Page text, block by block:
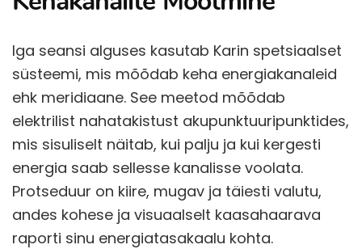
Iga seansi alguses kasutab Karin spetsiaalset
süsteemi, mis mõõdab keha energiakanaleid
ehk meridiaane. See meetod mõõdab
elektrilist nahatakistust akupunktuuripunktides,
mis sisuliselt näitab, kui palju ja kui kergesti
energia saab sellesse kanalisse voolata.
Protseduur on kiire, mugav ja täiesti valutu,
andes kohese ja visuaalselt kaasahaarava
raporti sinu energiatasakaalu kohta.